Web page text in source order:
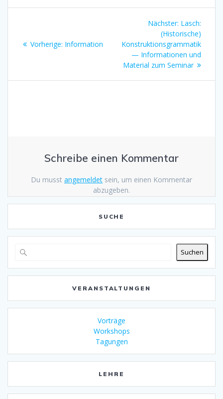
Beitragsnavigation
Vorherige: Vorheriger
Information
Nächster: Nächster
Beitrag:
Lasch:
(Historische)
Konstruktionsgrammatik
— Informationen und
Material zum Seminar
Schreibe einen Kommentar
Du musst angemeldet sein, um einen Kommentar
abzugeben.
SUCHE
Suchen
VERANSTALTUNGEN
Vorträge
Workshops
Tagungen
LEHRE